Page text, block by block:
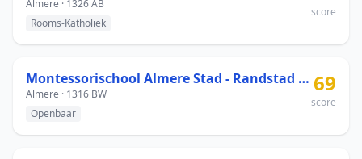
Almere · 1326 AB
Rooms-Katholiek
score
Montessorischool Almere Stad - Randstad 22
Almere · 1316 BW
Openbaar
69
score